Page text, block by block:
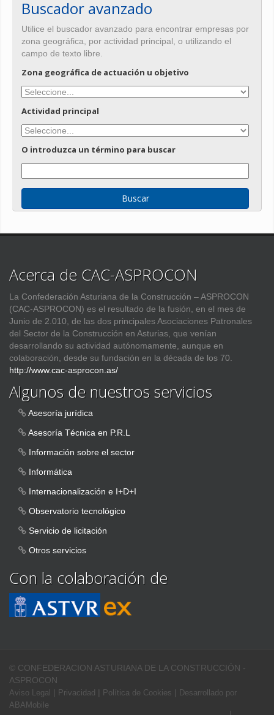
Buscador avanzado
Utilice el buscador avanzado para encontrar empresas por
zona geográfica, por actividad principal, o utilizando el
campo de texto libre.
Zona geográfica de actuación u objetivo
Actividad principal
O introduzca un término para buscar
Acerca de CAC-ASPROCON
La Confederación Asturiana de la Construcción – ASPROCON
(CAC-ASPROCON) es el resultado de la fusión, en el mes de
Junio de 2.010, de las dos principales Asociaciones Patronales
del Sector de la Construcción en Asturias, que venían
desarrollando su actividad autónomamente, aunque en
colaboración, desde su fundación en la década de los 70.
http://www.cac-asprocon.as/
Algunos de nuestros servicios
Asesoría jurídica
Asesoría Técnica en P.R.L
Información sobre el sector
Informática
Internacionalización e I+D+I
Observatorio tecnológico
Servicio de licitación
Otros servicios
Con la colaboración de
© CONFEDERACION ASTURIANA DE LA CONSTRUCCIÓN -
ASPROCON
Aviso Legal | Privacidad | Política de Cookies | Desarrollado por
ABAMobile